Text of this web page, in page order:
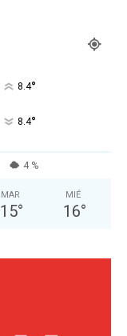
8.4°
8.4°
4 %
MAR
15°
MIÉ
16°